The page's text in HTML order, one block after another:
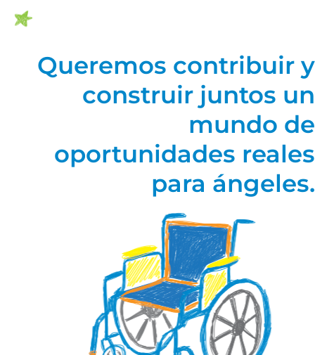
Queremos contribuir y
construir juntos un
mundo de
oportunidades reales
para ángeles.